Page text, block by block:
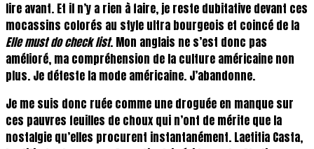
lire avant. Et il n’y a rien à faire, je reste dubitative devant ces
mocassins colorés au style ultra bourgeois et coincé de la
Elle must do check list. Mon anglais ne s’est donc pas
amélioré, ma compréhension de la culture américaine non
plus. Je déteste la mode américaine. J’abandonne.
Je me suis donc ruée comme une droguée en manque sur
ces pauvres feuilles de choux qui n’ont de mérite que la
nostalgie qu’elles procurent instantanément. Laetitia Casta,